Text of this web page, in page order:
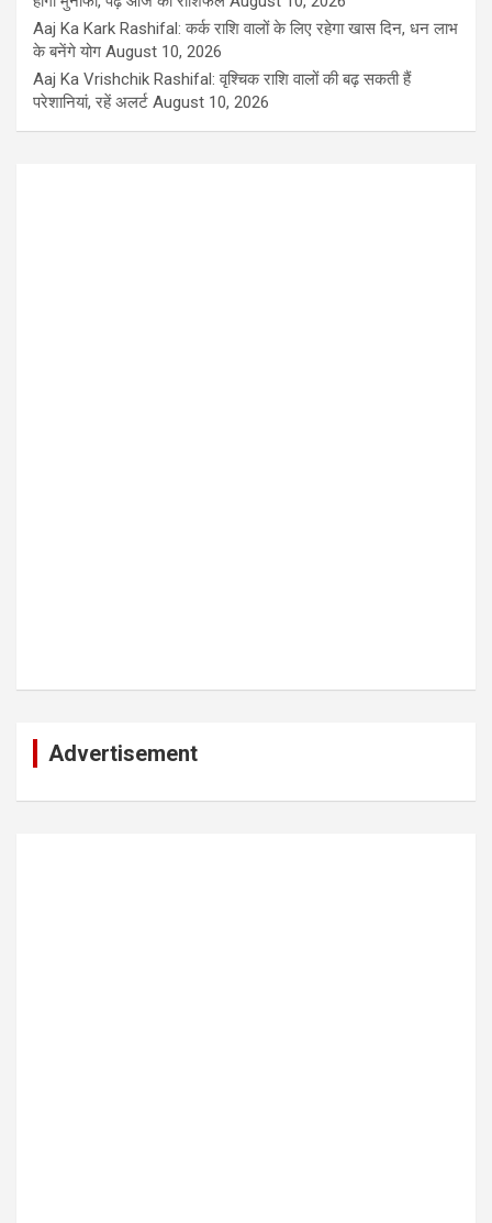
Aaj Ka Kark Rashifal: कर्क राशि वालों के लिए रहेगा खास दिन, धन लाभ
के बनेंगे योग August 10, 2026
Aaj Ka Vrishchik Rashifal: वृश्चिक राशि वालों की बढ़ सकती हैं
परेशानियां, रहें अलर्ट August 10, 2026
Advertisement